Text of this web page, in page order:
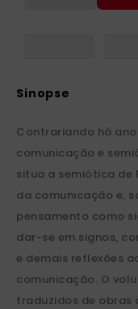
Contrariando há
comunicação e
situa a semiótica de
da comunicação e,
pensamento como
dar-se em signos,
e demais reflexões
comunicação. O
traduzidos de obras